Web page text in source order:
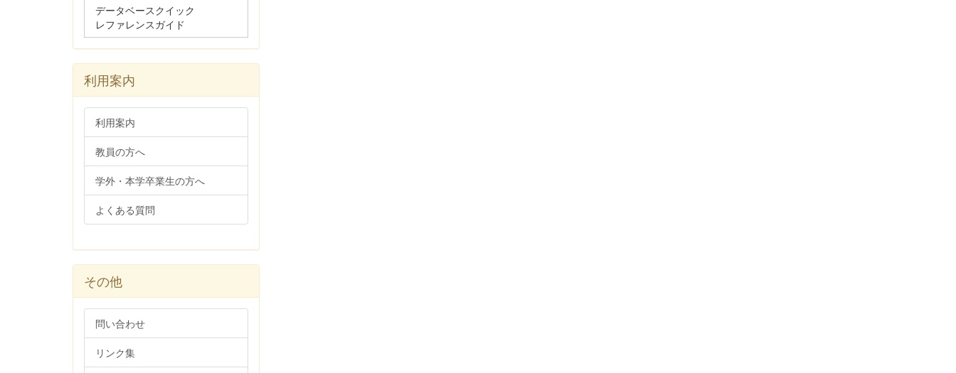
データベースクイック
レファレンスガイド
利用案内
利用案内
教員の方へ
学外・本学卒業生の方へ
よくある質問
その他
問い合わせ
リンク集